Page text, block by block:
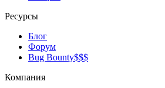
Ресурсы
Блог
Форум
Bug Bounty$$$
Компания